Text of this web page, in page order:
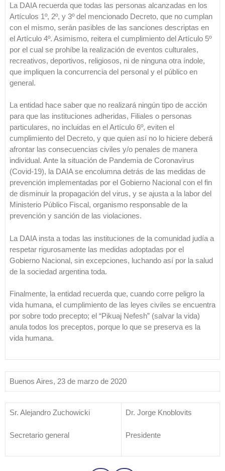
La DAIA recuerda que todas las personas alcanzadas en los
Artículos 1º, 2º, y 3º del mencionado Decreto, que no cumplan
con el mismo, serán pasibles de las sanciones descriptas en
el Artículo 4º. Asimismo, reitera el cumplimiento del Artículo 5º
por el cual se prohíbe la realización de eventos culturales,
recreativos, deportivos, religiosos, ni de ninguna otra índole,
que impliquen la concurrencia del personal y el público en
general.
La entidad hace saber que no realizará ningún tipo de acción
para que las instituciones adheridas, Filiales o personas
particulares, no incluidas en el Artículo 6º, eviten el
cumplimiento del Decreto, y que quien así no lo hiciere deberá
afrontar las consecuencias civiles y/o penales de manera
individual. Ante la situación de Pandemia de Coronavirus
(Covid-19), la DAIA se encolumna detrás de las medidas de
prevención implementadas por el Gobierno Nacional con el fin
de disminuir la propagación del virus, y se ajusta a la labor del
Ministerio Público Fiscal, organismo responsable de la
prevención y sanción de las violaciones.
La DAIA insta a todas las instituciones de la comunidad judía a
respetar rigurosamente las medidas adoptadas por el
Gobierno Nacional, sin excepciones, luchando así por la salud
de la sociedad argentina toda.
Finalmente, la entidad recuerda que, cuando corre peligro la
vida humana, el cumplimiento de las leyes civiles se encuentra
por sobre todo precepto; el “Pikuaj Nefesh” (salvar la vida)
anula todos los preceptos, porque lo que se preserva es la
vida humana.
Buenos Aires, 23 de marzo de 2020
Sr. Alejandro Zuchowicki
Secretario general
Dr. Jorge Knoblovits
Presidente